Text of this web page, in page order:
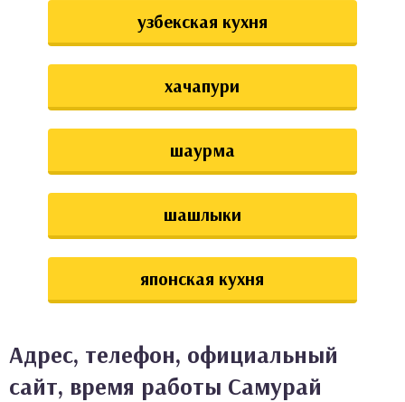
узбекская кухня
хачапури
шаурма
шашлыки
японская кухня
Адрес, телефон, официальный
сайт, время работы Самурай